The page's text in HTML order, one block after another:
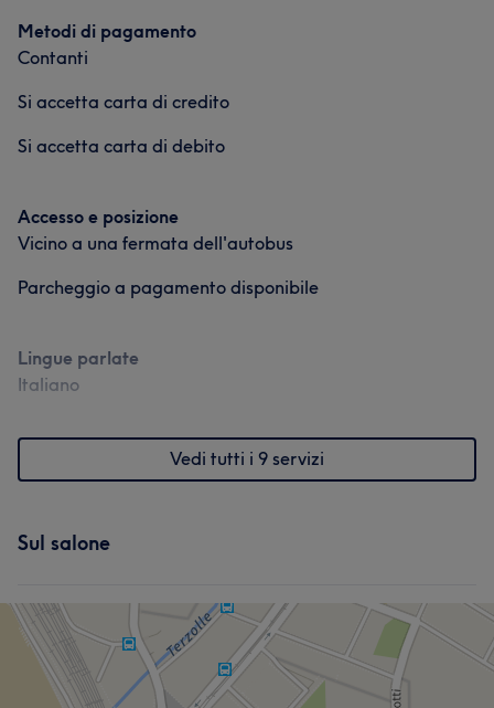
Metodi di pagamento
Contanti
Si accetta carta di credito
Si accetta carta di debito
Accesso e posizione
Vicino a una fermata dell'autobus
Parcheggio a pagamento disponibile
Lingue parlate
Italiano
Vedi tutti i 9 servizi
Sul salone